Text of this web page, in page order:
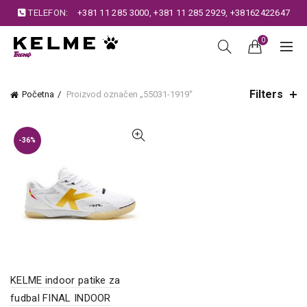
TELEFON: +381 11 285 3000,+381 11 285 2929, +38162422647
0
Početna Proizvod označen „55031-1919“ Filters
-36%
KELME indoor patike za
fudbal FINAL INDOOR